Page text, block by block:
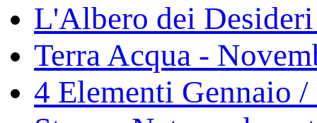
L'Albero dei
Terra Acqua -
4 Elementi Gennaio